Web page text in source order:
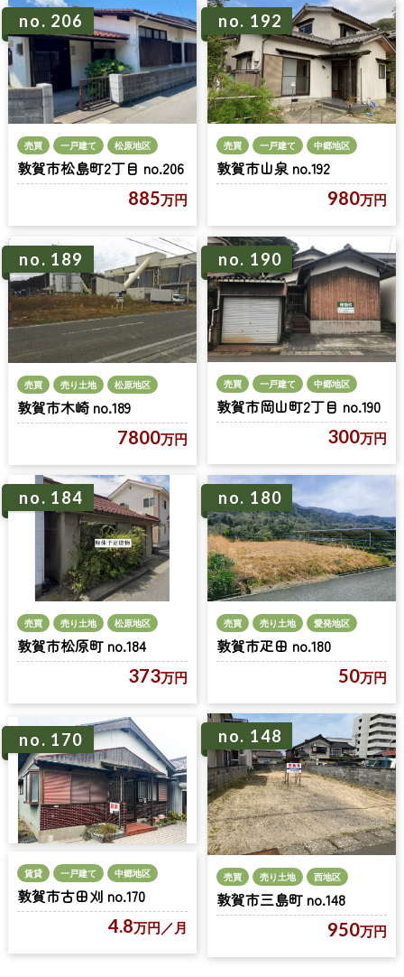
no. 206
売買 一戸建て 松原地区
敦賀市松島町2丁目 no.206
885万円
no. 192
売買 一戸建て 中郷地区
敦賀市山泉 no.192
980万円
no. 189
売買 売り土地 松原地区
敦賀市木崎 no.189
7800万円
no. 190
売買 一戸建て 中郷地区
敦賀市岡山町2丁目 no.190
300万円
no. 184
売買 売り土地 松原地区
敦賀市松原町 no.184
373万円
no. 180
売買 売り土地 愛発地区
敦賀市疋田 no.180
50万円
no. 170
賃貸 一戸建て 中郷地区
敦賀市古田刈 no.170
4.8万円 ／月
no. 148
売買 売り土地 西地区
敦賀市三島町 no.148
950万円